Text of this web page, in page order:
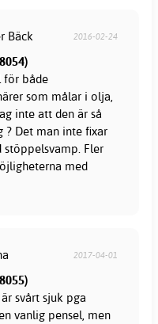
Bäck 2016-02-24
för både
som målar i olja,
inte att den är så
? Det man inte fixar
Fler
med
2017-04-01
svårt sjuk pga
vanlig pensel, men